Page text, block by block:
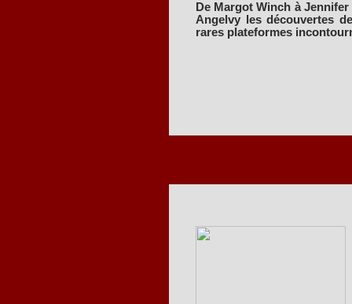
De Margot Winch à
Angelvy les découvertes
rares plateformes